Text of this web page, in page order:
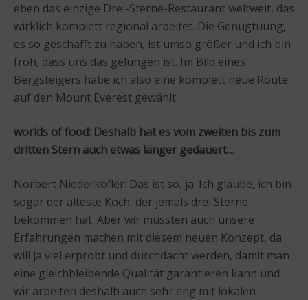
eben das einzige Drei-Sterne-Restaurant weltweit, das
wirklich komplett regional arbeitet. Die Genugtuung,
es so geschafft zu haben, ist umso größer und ich bin
froh, dass uns das gelungen ist. Im Bild eines
Bergsteigers habe ich also eine komplett neue Route
auf den Mount Everest gewählt.
worlds of food: Deshalb hat es vom zweiten bis zum
dritten Stern auch etwas länger gedauert…
Norbert Niederkofler: Das ist so, ja. Ich glaube, ich bin
sogar der älteste Koch, der jemals drei Sterne
bekommen hat. Aber wir mussten auch unsere
Erfahrungen machen mit diesem neuen Konzept, da
will ja viel erprobt und durchdacht werden, damit man
eine gleichbleibende Qualität garantieren kann und
wir arbeiten deshalb auch sehr eng mit lokalen